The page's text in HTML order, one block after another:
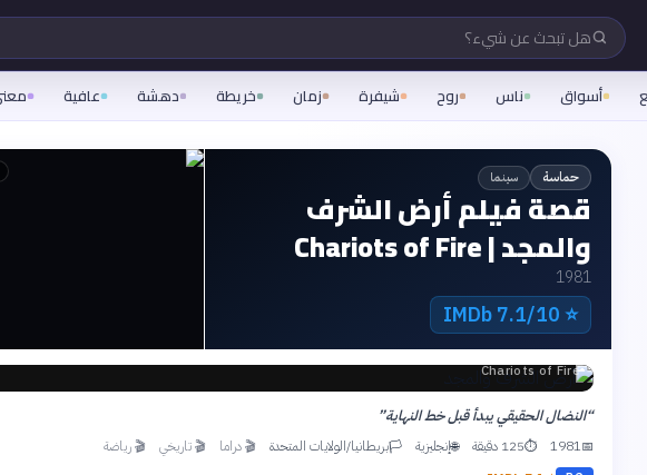
هل تبحث عن شيء؟
أسواق ناس روح شيفرة زمان خريطة دهشة عافية
حماسة سينما
قصة فيلم أرض الشرف
والمجد | Chariots of Fire
1981
⭐
7.1/10 IMDb
Chariots of Fire
“النضال الحقيقي يبدأ قبل خط النهاية”
📅
1981
⏱125 دقيقة 🌐إنجليزية 🏳بريطانيا/الولايات المتحدة 🎬دراما 🎬تاريخي 🎬رياضة